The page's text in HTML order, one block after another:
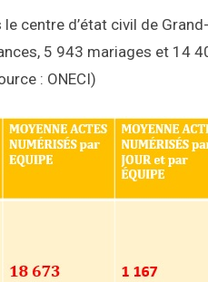
centre d’état civil de
5 943 mariages et 14
: ONECI)